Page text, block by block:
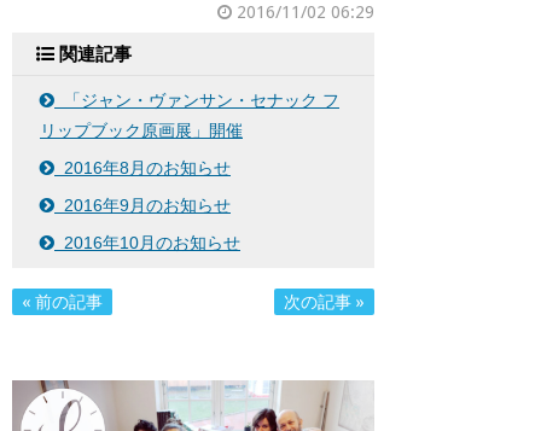
2016/11/02 06:29
関連記事
「ジャン・ヴァンサン・セナック フ
リップブック原画展」開催
2016年8月のお知らせ
2016年9月のお知らせ
2016年10月のお知らせ
« 前の記事 次の記事 »